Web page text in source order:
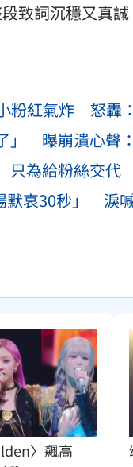
致詞沉穩又真誠
粉紅氣炸 怒轟
」 曝崩潰心聲
只為給粉絲交
默哀30秒」 淚
〉飆高